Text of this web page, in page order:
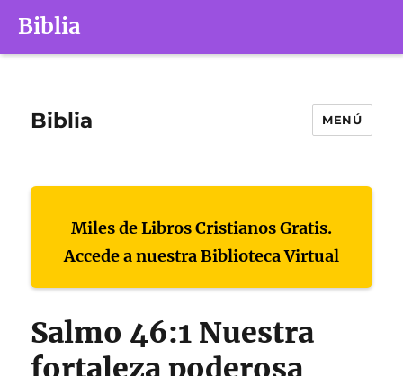
Biblia
Biblia MENÚ
Miles de Libros Cristianos Gratis.
Accede a nuestra Biblioteca Virtual
Salmo 46:1 Nuestra
fortaleza poderosa